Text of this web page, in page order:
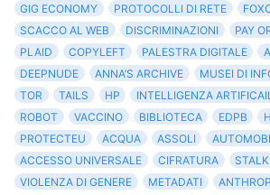
GIG ECONOMY
PROTOCOLLI DI RETE
SCACCO AL WEB
DISCRIMINAZIONI PAY
PLAID
COPYLEFT PALESTRA DIGITALE
DEEPNUDE
ANNA’S ARCHIVE MUSEI DI
TOR
TAILS HP INTELLIGENZA
ROBOT
VACCINO BIBLIOTECA EDPB
PROTECTEU
ACQUA ASSOLI
ACCESSO UNIVERSALE
CIFRATURA
VIOLENZA DI GENERE
METADATI